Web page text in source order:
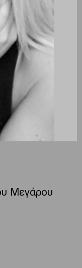
Μεγάρου